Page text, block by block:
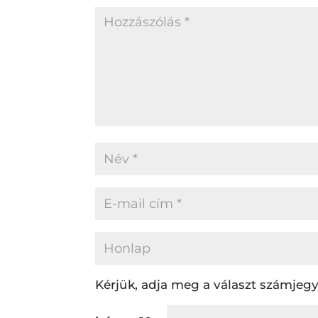
Kérjük, adja meg a választ